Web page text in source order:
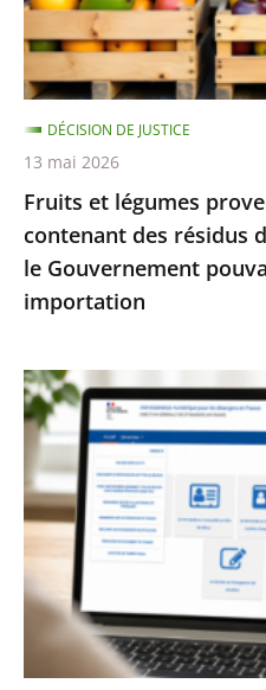
UE
contenant
des
résidus
de
pesticides
interdits
:
Gouvernement
pouvait
suspendre
leur
importation
Fruits et légumes
contenant des résidus
le Gouvernement
importation
DÉCISION DE JUSTICE
13 mai 2026
Services
publics
le
Conseil
d’État
enjoint
l’État
de